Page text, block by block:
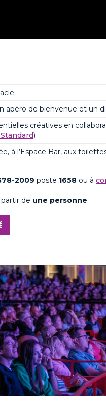
apéro de bienvenue et un
créatives en
)
, à l’Espace Bar, aux
2009 poste 1658 ou à
de une personne.